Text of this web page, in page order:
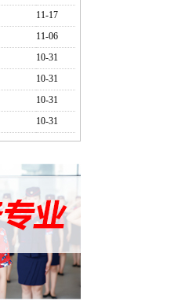
11-17
11-06
10-31
10-31
10-31
10-31